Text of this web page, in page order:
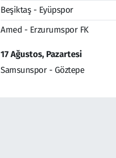
Beşiktaş - Eyüpspor
Amed - Erzurumspor FK
17 Ağustos, Pazartesi
Samsunspor - Göztepe